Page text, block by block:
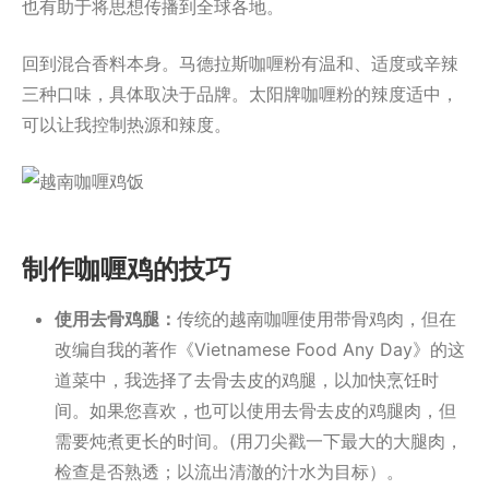
也有助于将思想传播到全球各地。
回到混合香料本身。马德拉斯咖喱粉有温和、适度或辛辣
三种口味，具体取决于品牌。太阳牌咖喱粉的辣度适中，
可以让我控制热源和辣度。
制作咖喱鸡的技巧
使用去骨鸡腿： 传统的越南咖喱使用带骨鸡肉，但在
改编自我的著作《Vietnamese Food Any Day》的这
道菜中，我选择了去骨去皮的鸡腿，以加快烹饪时
间。如果您喜欢，也可以使用去骨去皮的鸡腿肉，但
需要炖煮更长的时间。(用刀尖戳一下最大的大腿肉，
检查是否熟透；以流出清澈的汁水为目标）。